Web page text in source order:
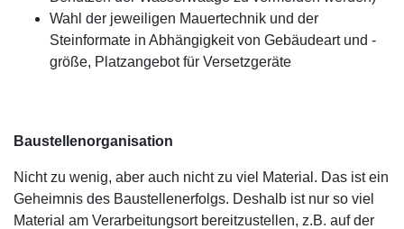
Wahl der jeweiligen Mauertechnik und der
Steinformate in Abhängigkeit von Gebäudeart und -
größe, Platzangebot für Versetzgeräte
Baustellenorganisation
Nicht zu wenig, aber auch nicht zu viel Material. Das ist ein
Geheimnis des Baustellenerfolgs. Deshalb ist nur so viel
Material am Verarbeitungsort bereitzustellen, z.B. auf der